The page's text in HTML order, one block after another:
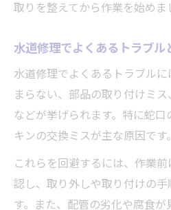
取りを整えてから作業を始めま
水道修理でよくあるトラブル
水道修理でよくあるトラブル
まらない、部品の取り付けミ
などが挙げられます。特に蛇口
キンの交換ミスが主な原因です。
これらを回避するには、作業
認し、取り外しや取り付けの
す。また、配管の劣化や腐食